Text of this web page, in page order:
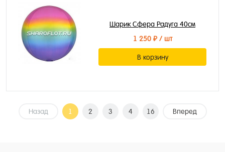
Шарик Сфера Радуга 40см
1 250 ₽/ шт
В корзину
Назад 1 2 3 4 16 Вперед